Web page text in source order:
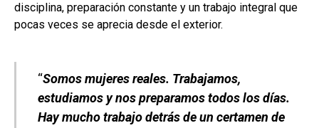
disciplina, preparación constante y un trabajo integral que
pocas veces se aprecia desde el exterior.
“Somos mujeres reales. Trabajamos,
estudiamos y nos preparamos todos los días.
Hay mucho trabajo detrás de un certamen de